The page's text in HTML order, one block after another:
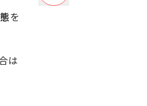
を
は